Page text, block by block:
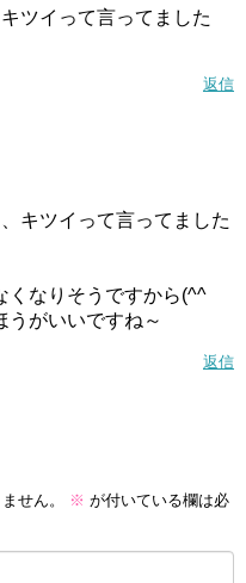
ツイって言ってました
返信
キツイって言ってました
なりそうですから(^^ゞ
うがいいですね～
返信
せん。 ※ が付いている欄は必